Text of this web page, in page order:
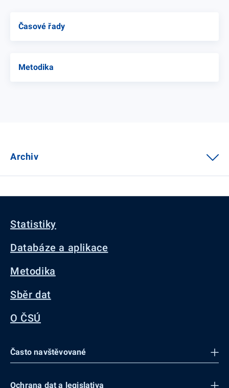
Časové řady
Metodika
Archiv
Statistiky
Databáze a aplikace
Metodika
Sběr dat
O ČSÚ
Často navštěvované
Ochrana dat a legislativa